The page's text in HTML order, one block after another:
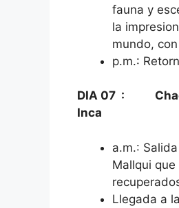
fauna y
la
mundo,
p.m.:
DIA 07 :
Inca
a.m.:
Mallqui
Llegada a